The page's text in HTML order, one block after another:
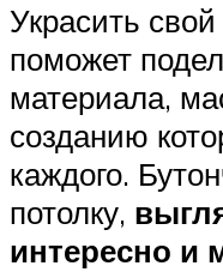
Украсить
поможет
материала,
созданию
каждого.
потолку,
интересно и